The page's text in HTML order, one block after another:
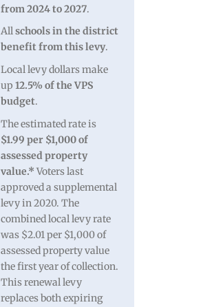
from 2024 to 2027.
Allschools in the district
benefit from this levy.
Local levy dollars make
up 12.5% of the VPS
budget.
The estimated rate is
$1.99 per $1,000 of
assessed property
value.* Voters last
approved a supplemental
levy in 2020. The
combined local levy rate
was $2.01 per $1,000 of
assessed property value
the first year of collection.
This renewal levy
replaces both expiring